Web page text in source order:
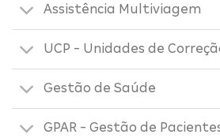
Assistência Multiviagem
UCP - Unidades de
Gestão de Saúde
GPAR - Gestão de